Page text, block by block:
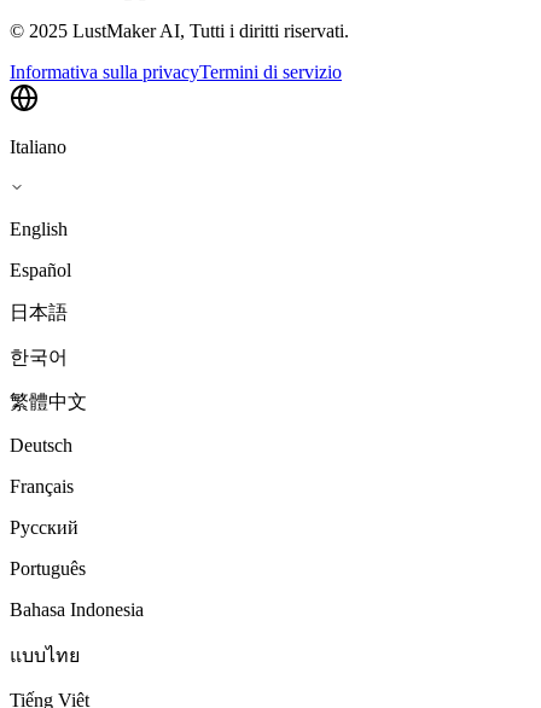
© 2025 LustMaker AI, Tutti i diritti riservati.
Informativa sulla privacyTermini di servizio
Italiano
English
Español
日本語
한국어
繁體中文
Deutsch
Français
Русский
Português
Bahasa Indonesia
แบบไทย
Tiếng Việt